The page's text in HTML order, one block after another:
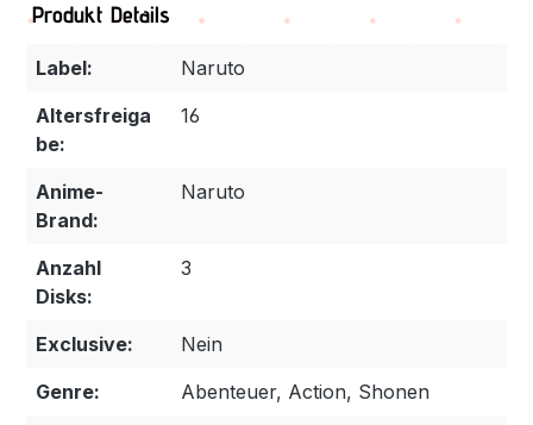
Produkt Details
Label:
Naruto
Altersfreiga
be:
16
Anime-
Brand:
Naruto
Anzahl
Disks:
3
Exclusive:
Nein
Genre:
Abenteuer, Action, Shonen